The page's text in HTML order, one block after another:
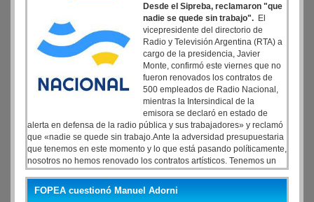
Desde el Sipreba, reclamaron "que
nadie se quede sin trabajo". El
vicepresidente del directorio de
Radio y Televisión Argentina (RTA) a
cargo de la presidencia, Javier
Monte, confirmó este viernes que no
fueron renovados los contratos de
500 empleados de Radio Nacional,
mientras la Intersindical de la
emisora se declaró en estado de
alerta en defensa de la radio pública y sus trabajadores» y reclamó
que «nadie se quede sin trabajo.Ante la adversidad presupuestaria
que tenemos en este momento y lo que está pasando políticamente,
nosotros no hemos renovado los contratos artísticos. Tenemos un
presupuesto del año 2022 que se ejecutó en el 2023, reconducido
para el 2024. Estamos hipercomplicados en la parte presupuestaria
para la garantización de los sueldos», expresó Monte en diálogo
FOPEA cuestionó Manuel Adorni